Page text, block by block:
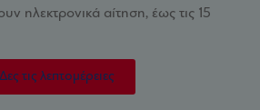
ηλεκτρονικά αίτηση, έως τις 15
Δες τις λεπτομέρειες